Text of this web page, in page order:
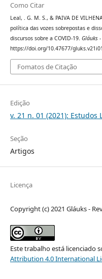
Como Citar
Leal, . G. M. S., & PAIVA DE
política das vozes sobrepostas e
discursos sobre a COVID-19. Gláuks -
https://doi.org/10.47677/
Fomatos de Citação
Edição
v. 21 n. 01 (2021): Estudos
Seção
Artigos
Licença
Copyright (c) 2021 Gláuks -
Este trabalho está licenciado
Attribution 4.0 International